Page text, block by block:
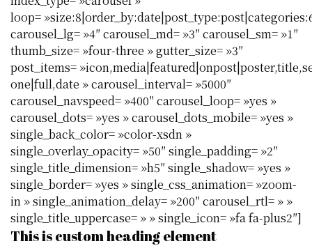
loop=
carousel_lg= »4″ carousel_md= »3″ carousel_sm= »1″
thumb_size= »four-three » gutter_size= »3″
post_items=
one|full,date » carousel_interval= »5000″
carousel_navspeed= »400″ carousel_loop= »yes »
carousel_dots= »yes » carousel_dots_mobile= »yes »
single_back_color= »color-xsdn »
single_overlay_opacity= »50″ single_padding= »2″
single_title_dimension= »h5″ single_shadow= »yes »
single_border= »yes » single_css_animation= »zoom-
in » single_animation_delay= »200″ carousel_rtl= » »
single_title_uppercase= » » single_icon= »fa fa-plus2″]
This is custom heading element